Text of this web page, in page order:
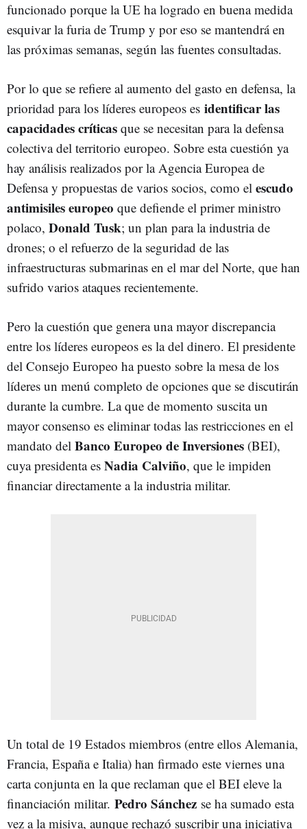
funcionado porque la UE ha logrado en buena medida
esquivar la furia de Trump y por eso se mantendrá en
las próximas semanas, según las fuentes consultadas.
Por lo que se refiere al aumento del gasto en defensa, la
prioridad para los líderes europeos es identificar las
capacidades críticas que se necesitan para la defensa
colectiva del territorio europeo. Sobre esta cuestión ya
hay análisis realizados por la Agencia Europea de
Defensa y propuestas de varios socios, como el escudo
antimisiles europeo que defiende el primer ministro
polaco, Donald Tusk; un plan para la industria de
drones; o el refuerzo de la seguridad de las
infraestructuras submarinas en el mar del Norte, que han
sufrido varios ataques recientemente.
Pero la cuestión que genera una mayor discrepancia
entre los líderes europeos es la del dinero. El presidente
del Consejo Europeo ha puesto sobre la mesa de los
líderes un menú completo de opciones que se discutirán
durante la cumbre. La que de momento suscita un
mayor consenso es eliminar todas las restricciones en el
mandato del Banco Europeo de Inversiones (BEI),
cuya presidenta es Nadia Calviño, que le impiden
financiar directamente a la industria militar.
Un total de 19 Estados miembros (entre ellos Alemania,
Francia, España e Italia) han firmado este viernes una
carta conjunta en la que reclaman que el BEI eleve la
financiación militar. Pedro Sánchez se ha sumado esta
vez a la misiva, aunque rechazó suscribir una iniciativa